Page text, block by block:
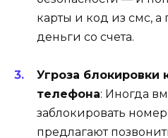
карты и код из смс, а
деньги со счета.
Угроза блокировки
телефона: Иногда
заблокировать
предлагают